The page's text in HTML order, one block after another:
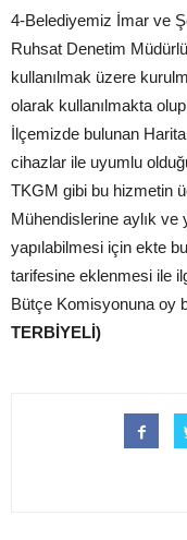
4-Belediyemiz İmar ve
Ruhsat Denetim
kullanılmak üzere
olarak kullanılmakta
İlçemizde bulunan
cihazlar ile uyumlu
TKGM gibi bu hizmetin
Mühendislerine aylık ve
yapılabilmesi için ekte
tarifesine eklenmesi ile
Bütçe Komisyonuna oy
TERBİYELİ)